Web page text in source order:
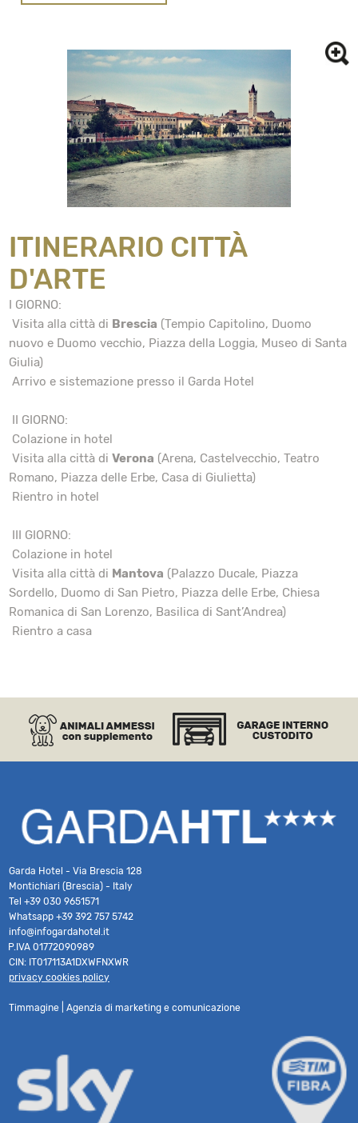
ITINERARIO CITTÀ
D'ARTE
I GIORNO:
Visita alla città di Brescia (Tempio Capitolino, Duomo
nuovo e Duomo vecchio, Piazza della Loggia, Museo di Santa
Giulia)
Arrivo e sistemazione presso il Garda Hotel
II GIORNO:
Colazione in hotel
Visita alla città di Verona (Arena, Castelvecchio, Teatro
Romano, Piazza delle Erbe, Casa di Giulietta)
Rientro in hotel
III GIORNO:
Colazione in hotel
Visita alla città di Mantova (Palazzo Ducale, Piazza
Sordello, Duomo di San Pietro, Piazza delle Erbe, Chiesa
Romanica di San Lorenzo, Basilica di Sant’Andrea)
Rientro a casa
Garda Hotel - Via Brescia 128
Montichiari (Brescia) - Italy
Tel +39 030 9651571
Whatsapp +39 392 757 5742
info@infogardahotel.it
P.IVA 01772090989
CIN: IT017113A1DXWFNXWR
privacy cookies policy
Timmagine | Agenzia di marketing e comunicazione